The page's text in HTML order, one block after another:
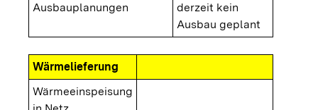
Ausbauplanungen
derzeit kein
Ausbau geplant
Wärmelieferung
Wärmeeinspeisung